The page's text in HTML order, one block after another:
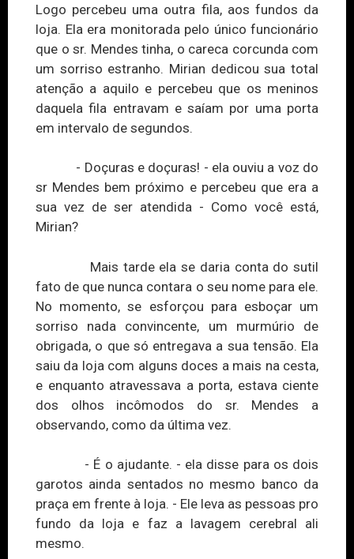
Logo percebeu uma outra fila, aos fundos da
loja. Ela era monitorada pelo único funcionário
que o sr. Mendes tinha, o careca corcunda com
um sorriso estranho. Mirian dedicou sua total
atenção a aquilo e percebeu que os meninos
daquela fila entravam e saíam por uma porta
em intervalo de segundos.
- Doçuras e doçuras! - ela ouviu a voz do
sr Mendes bem próximo e percebeu que era a
sua vez de ser atendida - Como você está,
Mirian?
Mais tarde ela se daria conta do sutil
fato de que nunca contara o seu nome para ele.
No momento, se esforçou para esboçar um
sorriso nada convincente, um murmúrio de
obrigada, o que só entregava a sua tensão. Ela
saiu da loja com alguns doces a mais na cesta,
e enquanto atravessava a porta, estava ciente
dos olhos incômodos do sr. Mendes a
observando, como da última vez.
- É o ajudante. - ela disse para os dois
garotos ainda sentados no mesmo banco da
praça em frente à loja. - Ele leva as pessoas pro
fundo da loja e faz a lavagem cerebral ali
mesmo.